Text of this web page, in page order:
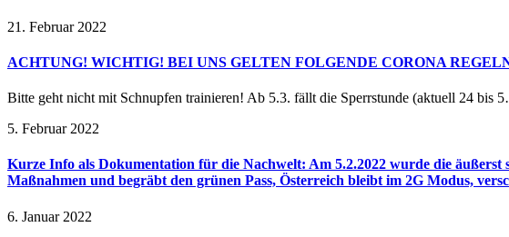
21. Februar 2022
ACHTUNG! WICHTIG! BEI UNS GELTEN FOLGENDE CORONA
Bitte geht nicht mit Schnupfen trainieren! Ab 5.3. fällt die Sperrstunde (aktuell 24 bis
5. Februar 2022
Kurze Info als Dokumentation für die Nachwelt: Am 5.2.2022 wurde die
Maßnahmen und begräbt den grünen Pass, Österreich bleibt im 2G Modus,
6. Januar 2022